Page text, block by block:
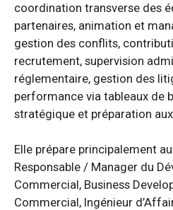
coordination transverse des
partenaires, animation et
gestion des conflits,
recrutement, supervision
réglementaire, gestion des
performance via tableaux de
stratégique et préparation
Elle prépare principalement
Responsable / Manager du
Commercial, Business
Commercial, Ingénieur